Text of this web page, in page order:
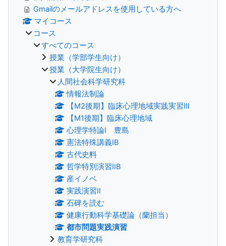
Gmailのメールアドレスを使用している方へ
マイコース
コース
すべてのコース
授業（学部学生向け）
授業（大学院生向け）
人間社会科学研究科
情報法制論
【M2後期】臨床心理地域実践実習Ⅲ
【M1後期】臨床心理地域
心理学特論Ⅰ 豊島
憲法特殊講義IB
古代史料
哲学特別演習ⅡB
産イノベ
実践演習Ⅱ
石碑を読む
健康行動科学基礎論（蘭担当）
都市問題実践演習
教育学研究科